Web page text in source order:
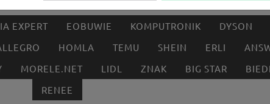
EXPERT EOBUWIE KOMPUTRONIK DYSON
HOMLA TEMU SHEIN ERLI
MORELE.NET LIDL ZNAK BIG STAR
RENEE